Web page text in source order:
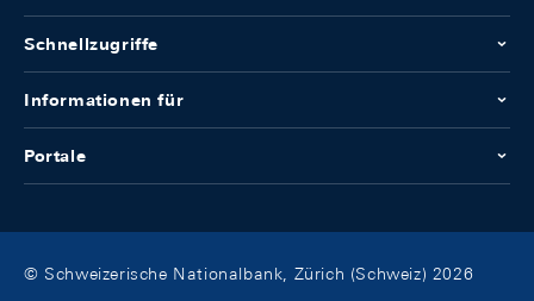
Schnellzugriffe
Informationen für
Portale
© Schweizerische Nationalbank, Zürich (Schweiz) 2026